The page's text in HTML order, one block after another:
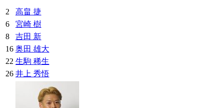
2
高畠 捷
6
宮崎 樹
8
吉田 新
16 奥田 雄大
22 生駒 稀生
26 井上 秀悟